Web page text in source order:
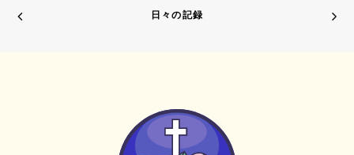
日々の記録